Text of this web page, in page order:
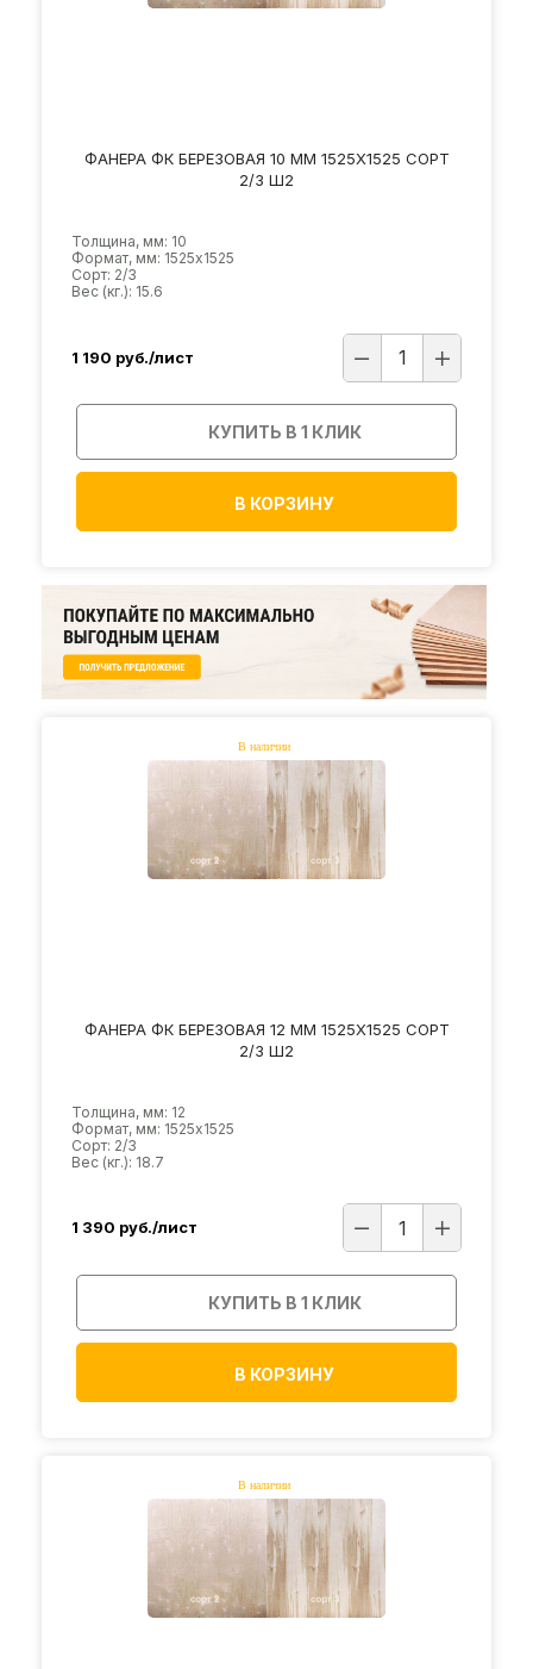
ФАНЕРА ФК БЕРЕЗОВАЯ 10 ММ 1525Х1525 СОРТ
2/3 Ш2
Толщина, мм: 10
Формат, мм: 1525х1525
Сорт: 2/3
Вес (кг.): 15.6
1 190 руб./лист
КУПИТЬ В 1 КЛИК
В КОРЗИНУ
ФАНЕРА ФК БЕРЕЗОВАЯ 12 ММ 1525Х1525 СОРТ
2/3 Ш2
Толщина, мм: 12
Формат, мм: 1525х1525
Сорт: 2/3
Вес (кг.): 18.7
1 390 руб./лист
КУПИТЬ В 1 КЛИК
В КОРЗИНУ